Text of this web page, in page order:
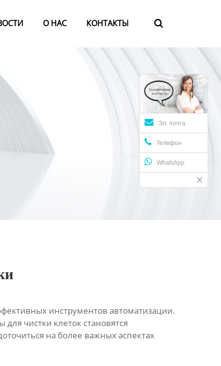
О HАС КОНТАКТЫ 
Эл. почта
Телефон
WhatsApp
инструментов автоматизации.
чистки клеток становятся
на более важных аспектах